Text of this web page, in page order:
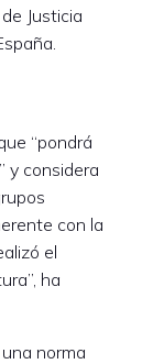
Justicia
“pondrá
y considera
con la
el
ha
norma